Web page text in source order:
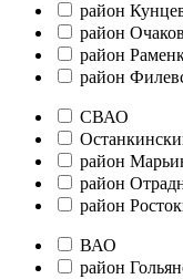
район
район
район
район
СВАО
район
район
район
ВАО
район